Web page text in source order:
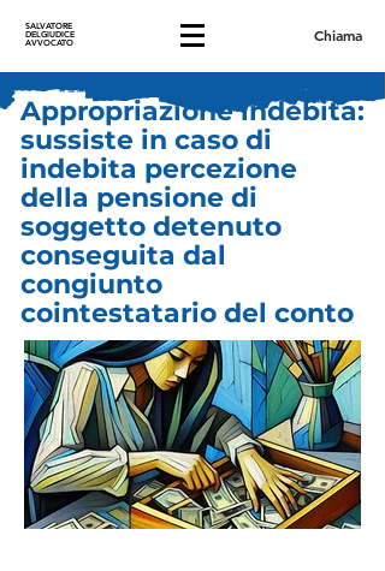
SALVATORE
DELGIUDICE
AVVOCATO Chiama
Appropriazione indebita:
sussiste in caso di
indebita percezione
della pensione di
soggetto detenuto
conseguita dal
congiunto
cointestatario del conto